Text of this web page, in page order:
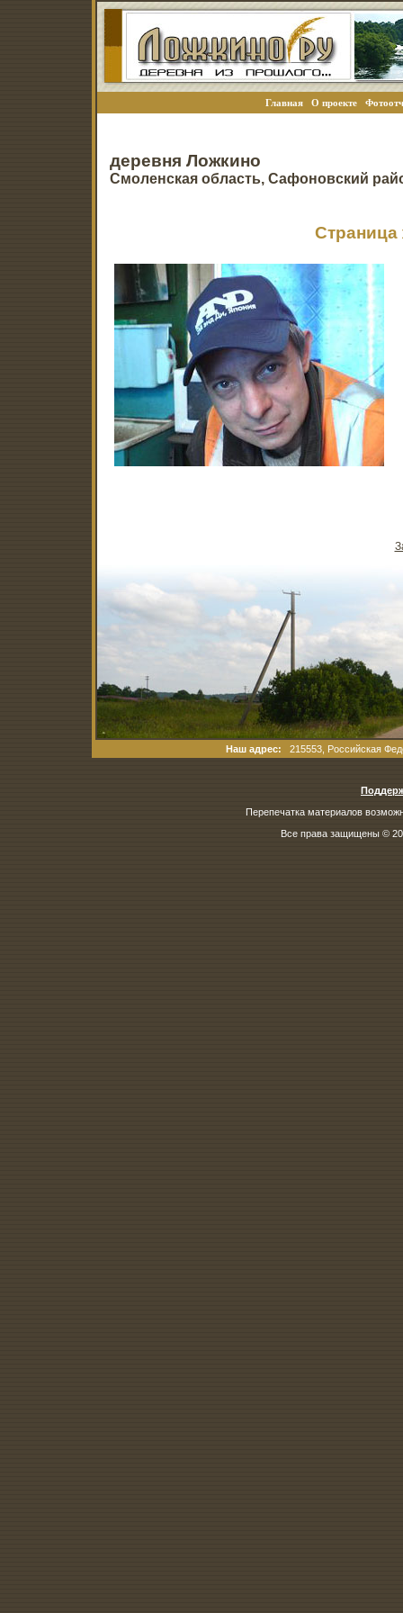
Главная О проекте
деревня Ложкино
Смоленская область, Сафоновский
Страница
Наш адрес: 215553, Российская
Перепечатка материалов
Все права защищены ©